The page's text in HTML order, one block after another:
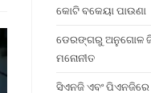
କୋଟି ବକେୟା ପାଉଣା
ଡେରଙ୍ଗରୁ ଅନୁଗୋଳ
ମନୋନୀତ
ସିଏନଜି ଏବଂ